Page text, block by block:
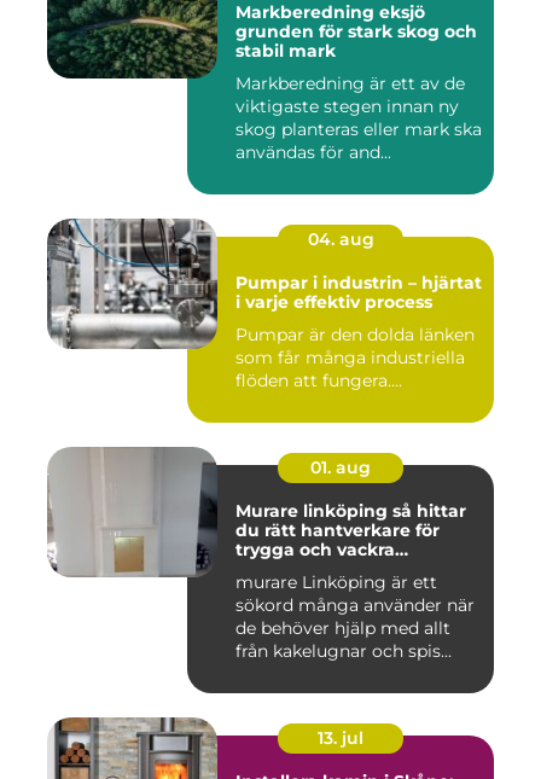
Markberedning eksjö
grunden för stark skog och
stabil mark
Markberedning är ett av de
viktigaste stegen innan ny
skog planteras eller mark ska
användas för and...
04. aug
Pumpar i industrin – hjärtat
i varje effektiv process
Pumpar är den dolda länken
som får många industriella
flöden att fungera....
01. aug
Murare linköping så hittar
du rätt hantverkare för
trygga och vackra
murare Linköping är ett
sökord många använder när
de behöver hjälp med allt
från kakelugnar och spis...
13. jul